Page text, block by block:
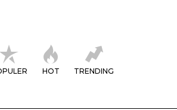
HOT TRENDING